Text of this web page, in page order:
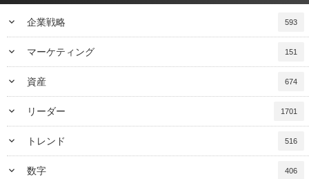
keyboard_arrow_down 企業戦略 593
keyboard_arrow_down マーケティング 151
keyboard_arrow_down 資産 674
keyboard_arrow_down リーダー 1701
keyboard_arrow_down トレンド 516
keyboard_arrow_down 数字 406